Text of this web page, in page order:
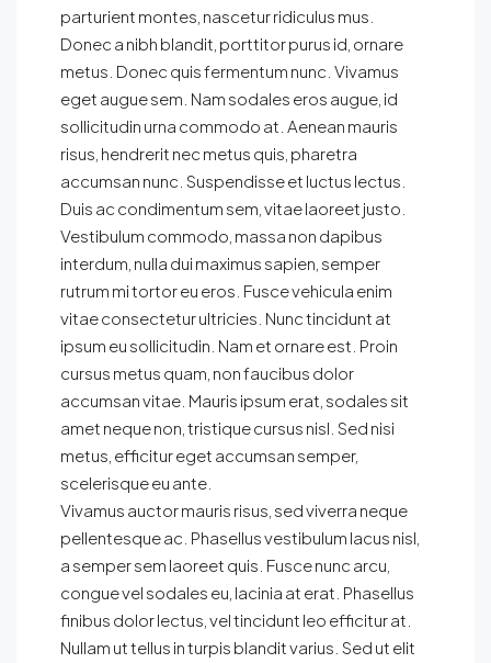
parturient montes, nascetur ridiculus mus.
Donec a nibh blandit, porttitor purus id, ornare
metus. Donec quis fermentum nunc. Vivamus
eget augue sem. Nam sodales eros augue, id
sollicitudin urna commodo at. Aenean mauris
risus, hendrerit nec metus quis, pharetra
accumsan nunc. Suspendisse et luctus lectus.
Duis ac condimentum sem, vitae laoreet justo.
Vestibulum commodo, massa non dapibus
interdum, nulla dui maximus sapien, semper
rutrum mi tortor eu eros. Fusce vehicula enim
vitae consectetur ultricies. Nunc tincidunt at
ipsum eu sollicitudin. Nam et ornare est. Proin
cursus metus quam, non faucibus dolor
accumsan vitae. Mauris ipsum erat, sodales sit
amet neque non, tristique cursus nisl. Sed nisi
metus, efficitur eget accumsan semper,
scelerisque eu ante.
Vivamus auctor mauris risus, sed viverra neque
pellentesque ac. Phasellus vestibulum lacus nisl,
a semper sem laoreet quis. Fusce nunc arcu,
congue vel sodales eu, lacinia at erat. Phasellus
finibus dolor lectus, vel tincidunt leo efficitur at.
Nullam ut tellus in turpis blandit varius. Sed ut elit